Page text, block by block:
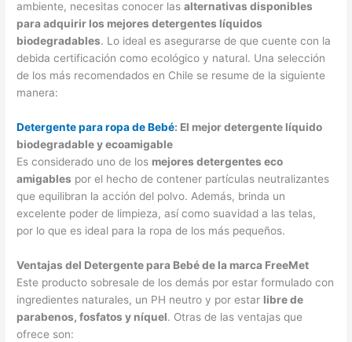
ambiente, necesitas conocer lasalternativas disponibles
para adquirir los mejores detergentes líquidos
biodegradables. Lo ideal es asegurarse de que cuente con la
debida certificación como ecológico y natural. Una selección
de los más recomendados en Chile se resume de la siguiente
manera:
Detergente para ropa de Bebé: El mejor detergente líquido
biodegradable y ecoamigable
Es considerado uno de los mejores detergentes eco
amigables por el hecho de contener partículas neutralizantes
que equilibran la acción del polvo. Además, brinda un
excelente poder de limpieza, así como suavidad a las telas,
por lo que es ideal para la ropa de los más pequeños.
Ventajas del Detergente para Bebé de la marca FreeMet
Este producto sobresale de los demás por estar formulado con
ingredientes naturales, un PH neutro y por estar libre de
parabenos, fosfatos y níquel. Otras de las ventajas que
ofrece son: